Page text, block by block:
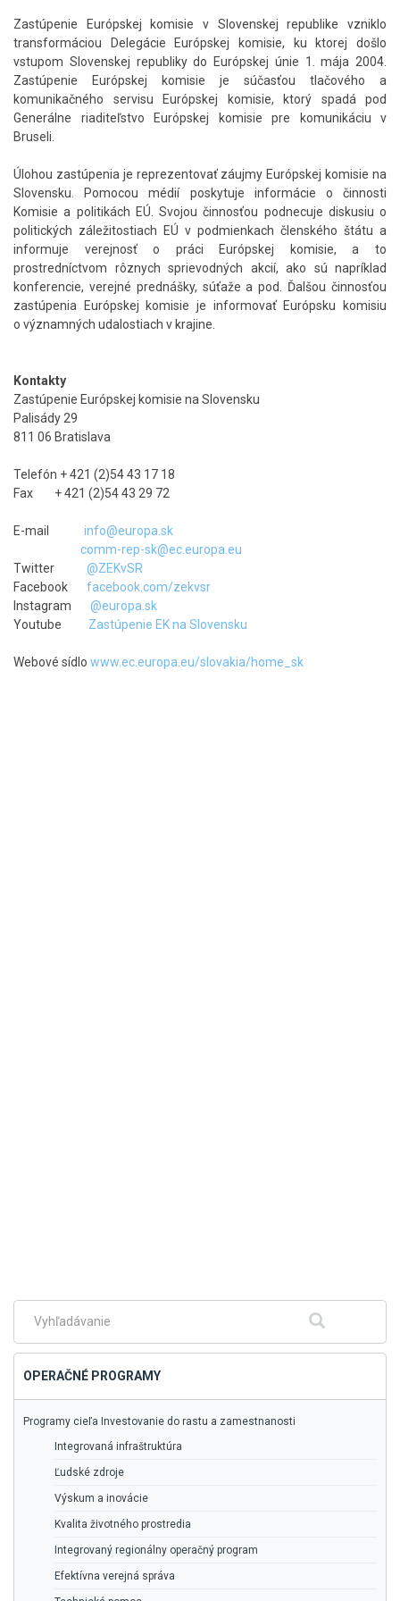
Zastúpenie Európskej komisie v Slovenskej republike vzniklo
transformáciou Delegácie Európskej komisie, ku ktorej došlo
vstupom Slovenskej republiky do Európskej únie 1. mája 2004.
Zastúpenie Európskej komisie je súčasťou tlačového a
komunikačného servisu Európskej komisie, ktorý spadá pod
Generálne riaditeľstvo Európskej komisie pre komunikáciu v
Bruseli.
Úlohou zastúpenia je reprezentovať záujmy Európskej komisie na
Slovensku. Pomocou médií poskytuje informácie o činnosti
Komisie a politikách EÚ. Svojou činnosťou podnecuje diskusiu o
politických záležitostiach EÚ v podmienkach členského štátu a
informuje verejnosť o práci Európskej komisie, a to
prostredníctvom rôznych sprievodných akcií, ako sú napríklad
konferencie, verejné prednášky, súťaže a pod. Ďalšou činnosťou
zastúpenia Európskej komisie je informovať Európsku komisiu
o významných udalostiach v krajine.
Kontakty
Zastúpenie Európskej komisie na Slovensku
Palisády 29
811 06 Bratislava
Telefón + 421 (2)54 43 17 18
Fax + 421 (2)54 43 29 72
E-mail info@europa.sk
comm-rep-sk@ec.europa.eu
Twitter @ZEKvSR
Facebook facebook.com/zekvsr
Instagram @europa.sk
Youtube Zastúpenie EK na Slovensku
Webové sídlo www.ec.europa.eu/slovakia/home_sk
hlavné
menu
Fulltextové
Hľadať
OPERAČNÉ PROGRAMY
Programy cieľa Investovanie do rastu a zamestnanosti
Integrovaná infraštruktúra
Ľudské zdroje
Výskum a inovácie
Kvalita životného prostredia
Integrovaný regionálny operačný program
Efektívna verejná správa